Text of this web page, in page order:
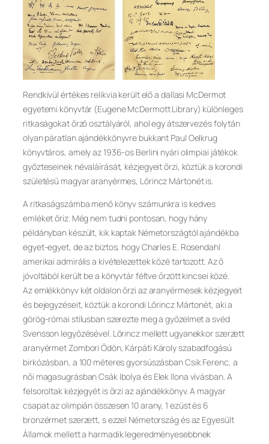
Rendkívül értékes relikvia került elő a dallasi McDermot
egyetemi könyvtár (Eugene McDermott Library) különleges
ritkaságokat őrző osztályáról, ahol egy átszervezés folytán
olyan páratlan ajándékkönyvre bukkant Paul Oelkrug
könyvtáros, amely az 1936-os Berlini nyári olimpiai játékok
győzteseinek névaláírását, kézjegyeit őrzi, köztük a korondi
születésű magyar aranyérmes, Lőrincz Mártonét is.
A ritkaságszámba menő könyv számunkra is kedves
emléket őriz. Még nem tudni pontosan, hogy hány
példányban készült, kik kaptak Németországtól ajándékba
egyet-egyet, de az biztos, hogy Charles E. Rosendahl
amerikai admirális a kivételezettek közé tartozott. Az ő
jóvoltából került be a könyvtár féltve őrzött kincsei közé.
Az emlékkönyv két oldalon őrzi az aranyérmesek kézjegyeit
és bejegyzéseit, köztük a korondi Lőrincz Mártonét, aki a
görög-római stílusban szerezte meg a győzelmet a svéd
Svensson legyőzésével. Lőrincz mellett ugyanekkor szerzett
aranyérmet Zombori Ödön, Kárpáti Károly szabadfogású
birkózásban, a 100 méteres gyorsúszásban Csik Ferenc, a
női magasugrásban Csák Ibolya és Elek Ilona vívásban. A
felsoroltak kézjegyét is őrzi az ajándékkönyv. A magyar
csapat az olimpián összesen 10 arany, 1 ezüst és 6
bronzérmet szerzett, s ezzel Németország és az Egyesült
Államok mellett a harmadik legeredményesebbnek